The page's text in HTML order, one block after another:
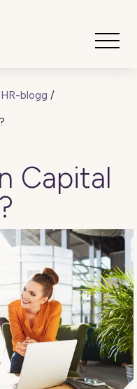
blogg /
Capital